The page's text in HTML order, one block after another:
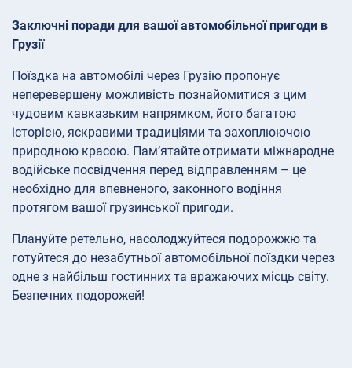
Заключні поради для вашої автомобільної пригоди в
Грузії
Поїздка на автомобілі через Грузію пропонує
неперевершену можливість познайомитися з цим
чудовим кавказьким напрямком, його багатою
історією, яскравими традиціями та захоплюючою
природною красою. Пам’ятайте отримати міжнародне
водійське посвідчення перед відправленням – це
необхідно для впевненого, законного водіння
протягом вашої грузинської пригоди.
Плануйте ретельно, насолоджуйтеся подорожжю та
готуйтеся до незабутньої автомобільної поїздки через
одне з найбільш гостинних та вражаючих місць світу.
Безпечних подорожей!